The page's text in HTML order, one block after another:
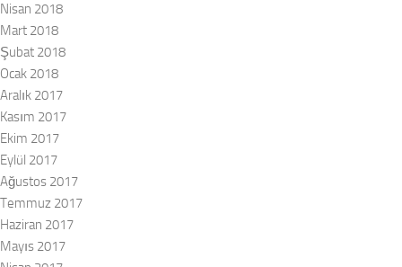
Nisan 2018
Mart 2018
Şubat 2018
Ocak 2018
Aralık 2017
Kasım 2017
Ekim 2017
Eylül 2017
Ağustos 2017
Temmuz 2017
Haziran 2017
Mayıs 2017